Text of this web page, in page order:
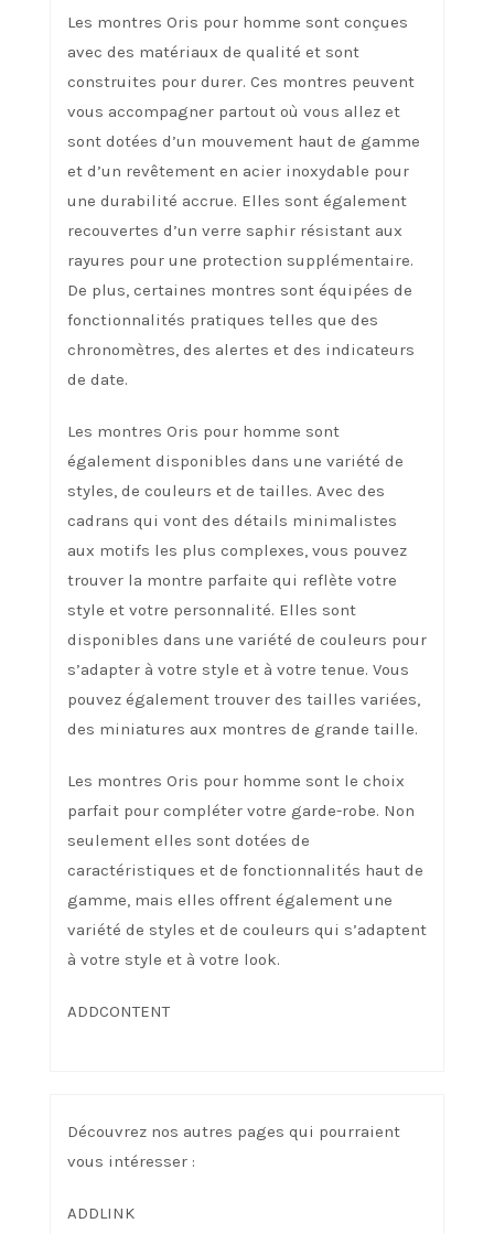
Les montres Oris pour homme sont conçues
avec des matériaux de qualité et sont
construites pour durer. Ces montres peuvent
vous accompagner partout où vous allez et
sont dotées d’un mouvement haut de gamme
et d’un revêtement en acier inoxydable pour
une durabilité accrue. Elles sont également
recouvertes d’un verre saphir résistant aux
rayures pour une protection supplémentaire.
De plus, certaines montres sont équipées de
fonctionnalités pratiques telles que des
chronomètres, des alertes et des indicateurs
de date.
Les montres Oris pour homme sont
également disponibles dans une variété de
styles, de couleurs et de tailles. Avec des
cadrans qui vont des détails minimalistes
aux motifs les plus complexes, vous pouvez
trouver la montre parfaite qui reflète votre
style et votre personnalité. Elles sont
disponibles dans une variété de couleurs pour
s’adapter à votre style et à votre tenue. Vous
pouvez également trouver des tailles variées,
des miniatures aux montres de grande taille.
Les montres Oris pour homme sont le choix
parfait pour compléter votre garde-robe. Non
seulement elles sont dotées de
caractéristiques et de fonctionnalités haut de
gamme, mais elles offrent également une
variété de styles et de couleurs qui s’adaptent
à votre style et à votre look.
ADDCONTENT
Découvrez nos autres pages qui pourraient
vous intéresser :
ADDLINK